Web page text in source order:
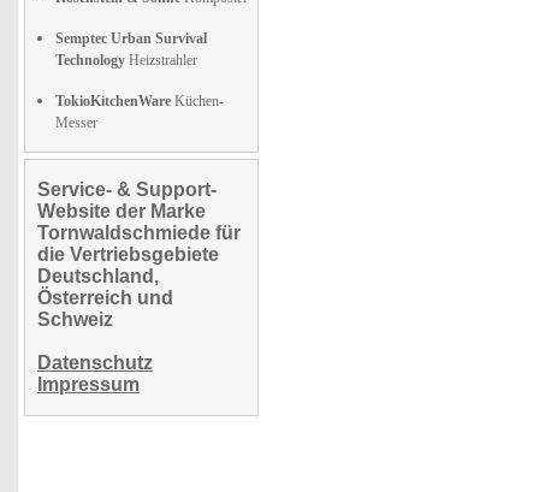
Semptec Urban Survival
Technology Heizstrahler
TokioKitchenWare Küchen-
Messer
Service- & Support-
Website der Marke
Tornwaldschmiede für
die Vertriebsgebiete
Deutschland,
Österreich und
Schweiz
Datenschutz
Impressum